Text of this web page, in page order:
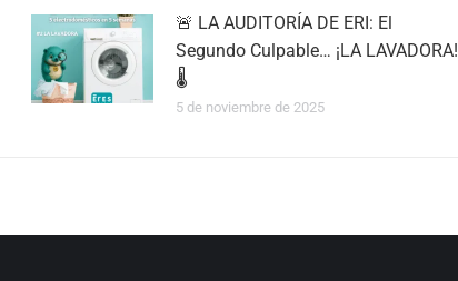
🚨 LA AUDITORÍA DE ERI: El
Segundo Culpable… ¡LA LAVADORA!
🌡️
5 de noviembre de 2025